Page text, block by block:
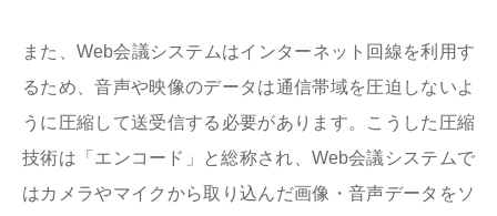
また、Web会議システムはインターネット回線を利用す
るため、音声や映像のデータは通信帯域を圧迫しないよ
うに圧縮して送受信する必要があります。こうした圧縮
技術は「エンコード」と総称され、Web会議システムで
はカメラやマイクから取り込んだ画像・音声データをソ